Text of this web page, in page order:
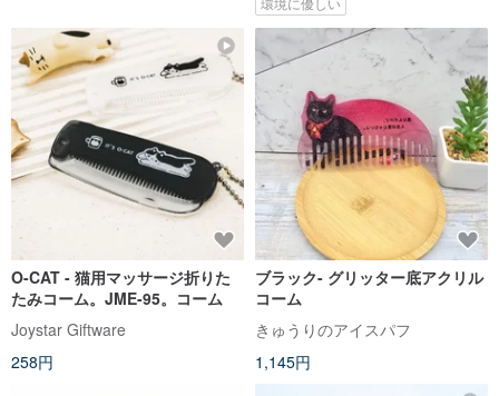
O-CAT - 猫用マッサージ折りた
たみコーム。JME-95。コーム
Joystar Giftware
258円
ブラック- グリッター底アクリル
コーム
きゅうりのアイスパフ
1,145円